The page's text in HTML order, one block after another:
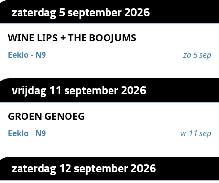
zaterdag 5 september 2026
WINE LIPS + THE BOOJUMS
Eeklo- N9 za 5 sep
vrijdag 11 september 2026
GROEN GENOEG
Eeklo- N9 vr 11 sep
zaterdag 12 september 2026